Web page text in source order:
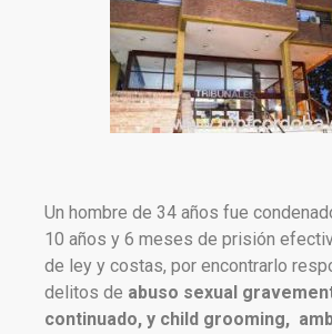
Un hombre de 34 años fue
10 años y 6 meses de prisión
de ley y costas, por encontrarlo
delitos de abuso sexual
continuado, y child grooming,